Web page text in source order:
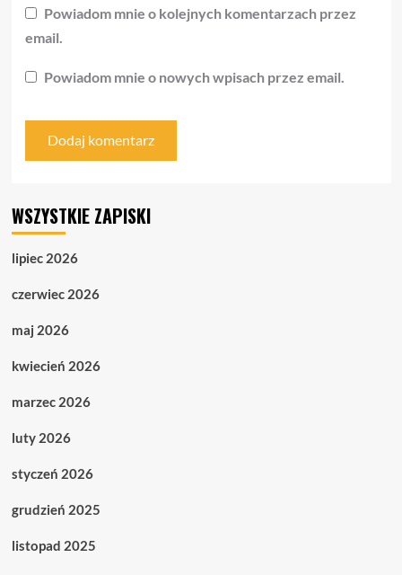
Powiadom mnie o kolejnych komentarzach przez
email.
Powiadom mnie o nowych wpisach przez email.
WSZYSTKIE ZAPISKI
lipiec 2026
czerwiec 2026
maj 2026
kwiecień 2026
marzec 2026
luty 2026
styczeń 2026
grudzień 2025
listopad 2025